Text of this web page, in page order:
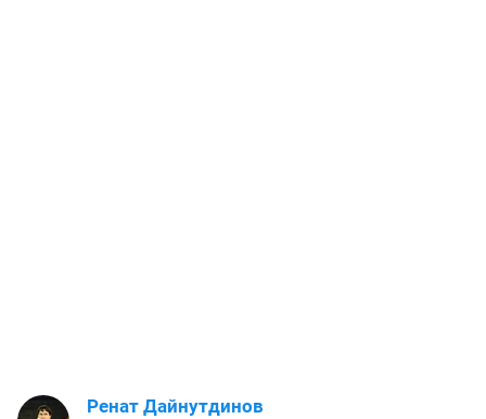
Ренат Дайнутдинов